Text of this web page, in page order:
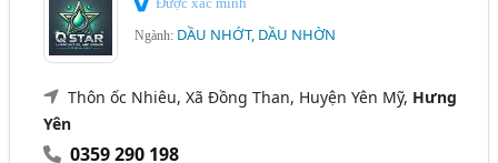
Ngành: DẦU NHỚT, DẦU NHỜN
Thôn ốc Nhiêu, Xã Đồng Than, Huyện Yên Mỹ, Hưng
Yên
0359 290 198